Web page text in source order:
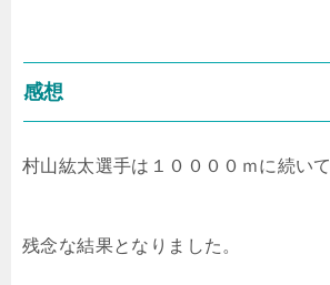
感想
村山紘太選手は１００００ｍに続いて
残念な結果となりました。